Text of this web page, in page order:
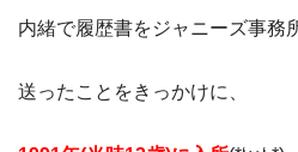
内緒で履歴書をジャニーズ事務
送ったことをきっかけに、